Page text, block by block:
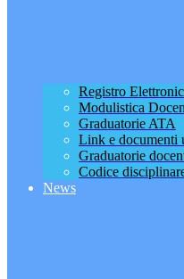
Registro
Modulistica
Graduatorie ATA
Link e documenti
Graduatorie
Codice
News